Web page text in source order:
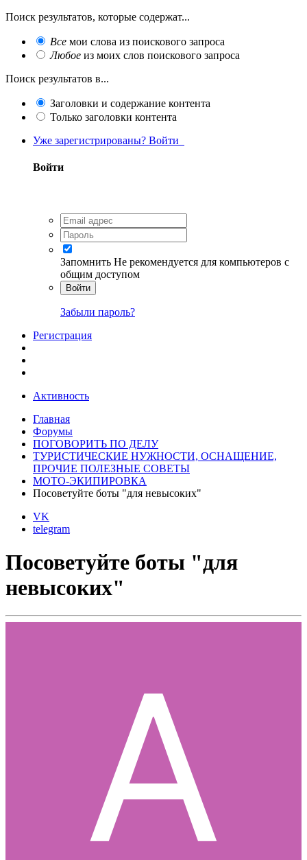
Поиск результатов, которые содержат...
Все мои слова из поискового запроса
Любое из моих слов поискового запроса
Поиск результатов в...
Заголовки и содержание контента
Только заголовки контента
Уже зарегистрированы? Войти
Войти
Запомнить Не рекомендуется для компьютеров с
общим доступом
Войти
Забыли пароль?
Регистрация
Активность
Главная
Форумы
ПОГОВОРИТЬ ПО ДЕЛУ
ТУРИСТИЧЕСКИЕ НУЖНОСТИ, ОСНАЩЕНИЕ,
ПРОЧИЕ ПОЛЕЗНЫЕ СОВЕТЫ
МОТО-ЭКИПИРОВКА
Посоветуйте боты "для невысоких"
VK
telegram
Посоветуйте боты "для
невысоких"